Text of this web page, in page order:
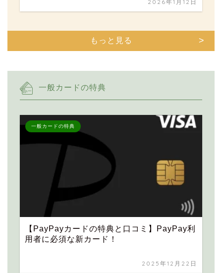
2026年1月12日
もっと見る
一般カードの特典
一般カードの特典
【PayPayカードの特典と口コミ】PayPay利
用者に必須な新カード！
2025年12月22日